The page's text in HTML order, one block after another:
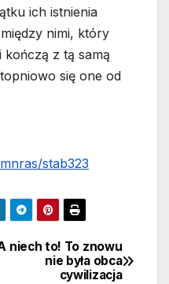
ich istnienia
nimi, który
kończą z tą samą
się one od
stab323
niech to! To znowu
nie była obca
cywilizacja